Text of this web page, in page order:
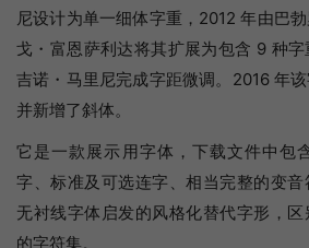
尼设计为单一细体字重，2012 年由巴
戈・富恩萨利达将其扩展为包含 9 种
吉诺・马里尼完成字距微调。2016 年
并新增了斜体。
它是一款展示用字体，下载文件中包
字、标准及可选连字、相当完整的变
无衬线字体启发的风格化替代字形，
的字符集。